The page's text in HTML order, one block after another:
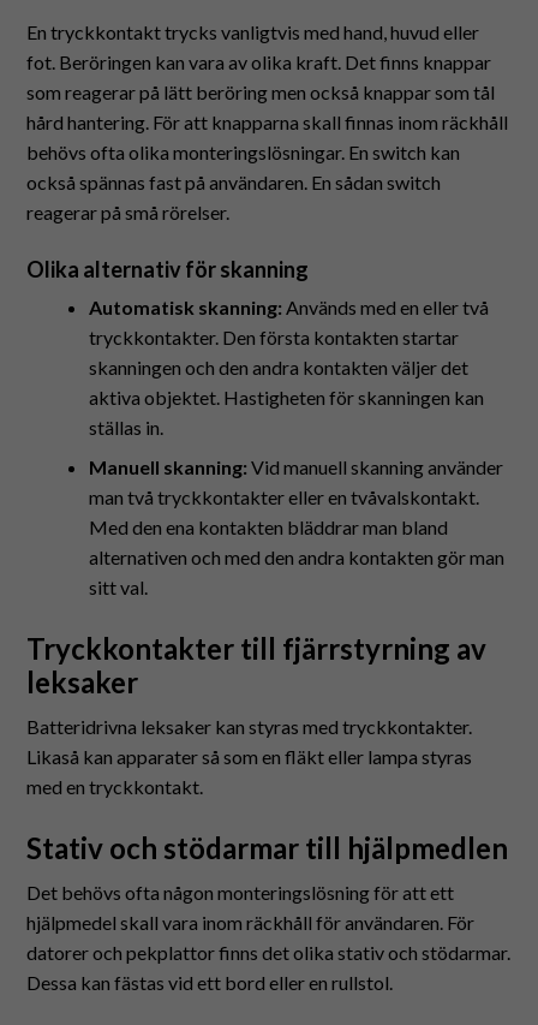
En tryckkontakt trycks vanligtvis med hand, huvud eller
fot. Beröringen kan vara av olika kraft. Det finns knappar
som reagerar på lätt beröring men också knappar som tål
hård hantering. För att knapparna skall finnas inom räckhåll
behövs ofta olika monteringslösningar. En switch kan
också spännas fast på användaren. En sådan switch
reagerar på små rörelser.
Olika alternativ för skanning
Automatisk skanning: Används med en eller två
tryckkontakter. Den första kontakten startar
skanningen och den andra kontakten väljer det
aktiva objektet. Hastigheten för skanningen kan
ställas in.
Manuell skanning: Vid manuell skanning använder
man två tryckkontakter eller en tvåvalskontakt.
Med den ena kontakten bläddrar man bland
alternativen och med den andra kontakten gör man
sitt val.
Tryckkontakter till fjärrstyrning av
leksaker
Batteridrivna leksaker kan styras med tryckkontakter.
Likaså kan apparater så som en fläkt eller lampa styras
med en tryckkontakt.
Stativ och stödarmar till hjälpmedlen
Det behövs ofta någon monteringslösning för att ett
hjälpmedel skall vara inom räckhåll för användaren. För
datorer och pekplattor finns det olika stativ och stödarmar.
Dessa kan fästas vid ett bord eller en rullstol.